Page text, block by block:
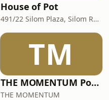
House of Pot
491/22 Silom Plaza, Silom Rd, Silom, Bang Rak, Bangkok, Thailand, 10500
TM
THE MOMENTUM Podcast
THE MOMENTUM